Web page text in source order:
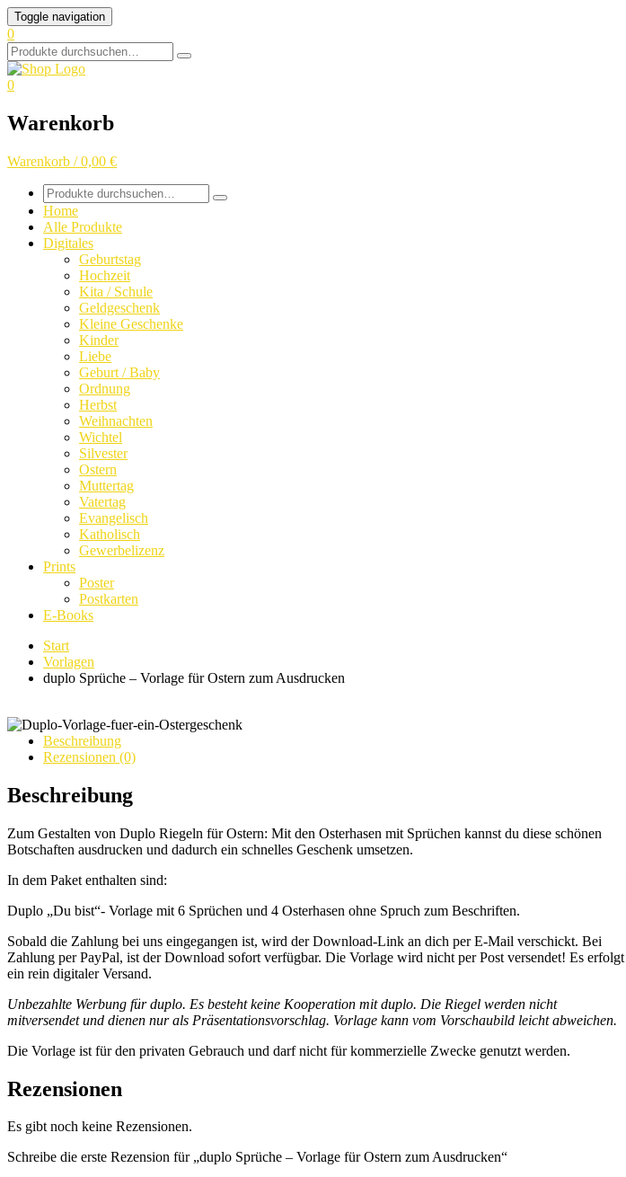
Skip
to
content
Toggle navigation
0
Search
for:
0
Warenkorb
Warenkorb / 0,00 €
Search
for:
Home
Alle Produkte
Digitales
Geburtstag
Hochzeit
Kita / Schule
Geldgeschenk
Kleine Geschenke
Kinder
Liebe
Geburt / Baby
Ordnung
Herbst
Weihnachten
Wichtel
Silvester
Ostern
Muttertag
Vatertag
Evangelisch
Katholisch
Gewerbelizenz
Prints
Poster
Postkarten
E-Books
Start
Vorlagen
duplo Sprüche – Vorlage für Ostern zum Ausdrucken
Beschreibung
Rezensionen (0)
Beschreibung
Zum Gestalten von Duplo Riegeln für Ostern: Mit den Osterhasen mit Sprüchen kannst du diese schönen
Botschaften ausdrucken und dadurch ein schnelles Geschenk umsetzen.
In dem Paket enthalten sind:
Duplo „Du bist“- Vorlage mit 6 Sprüchen und 4 Osterhasen ohne Spruch zum Beschriften.
Sobald die Zahlung bei uns eingegangen ist, wird der Download-Link an dich per E-Mail verschickt. Bei
Zahlung per PayPal, ist der Download sofort verfügbar. Die Vorlage wird nicht per Post versendet! Es erfolgt
ein rein digitaler Versand.
Unbezahlte Werbung für duplo. Es besteht keine Kooperation mit duplo. Die Riegel werden nicht
mitversendet und dienen nur als Präsentationsvorschlag. Vorlage kann vom Vorschaubild leicht abweichen.
Die Vorlage ist für den privaten Gebrauch und darf nicht für kommerzielle Zwecke genutzt werden.
Rezensionen
Es gibt noch keine Rezensionen.
Schreibe die erste Rezension für „duplo Sprüche – Vorlage für Ostern zum Ausdrucken“